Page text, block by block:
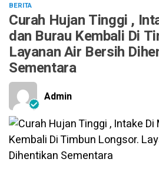
BERITA
Curah Hujan Tinggi ,
dan Burau Kembali Di
Layanan Air Bersih
Sementara
Admin